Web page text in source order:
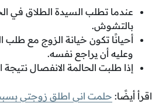
عندما تطلب السيدة الطلاق في
بالتشوش.
أحيانًا تكون خيانة الزوج مع طلب
وعليه أن يراجع نفسه.
إذا طلبت الحالمة الانفصال نتيجة
اقرأ أيضًا: حلمت اني اطلق زوجتي